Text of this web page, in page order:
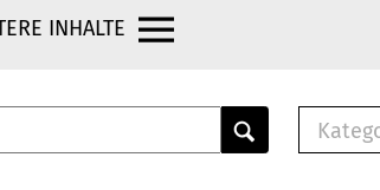
INHALTE